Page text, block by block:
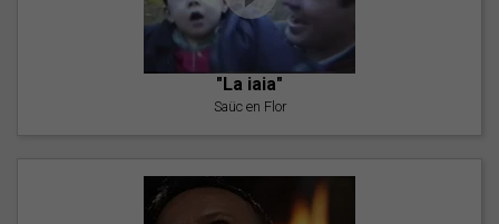
"La iaia"
Saüc en Flor